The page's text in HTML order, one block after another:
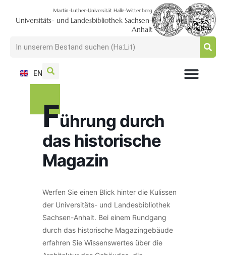
Martin-Luther-Universität Halle-Wittenberg
Universitäts- und Landesbibliothek Sachsen-
Anhalt
EN
Führung durch
das historische
Magazin
Werfen Sie einen Blick hinter die Kulissen
der Universitäts- und Landesbibliothek
Sachsen-Anhalt. Bei einem Rundgang
durch das historische Magazingebäude
erfahren Sie Wissenswertes über die